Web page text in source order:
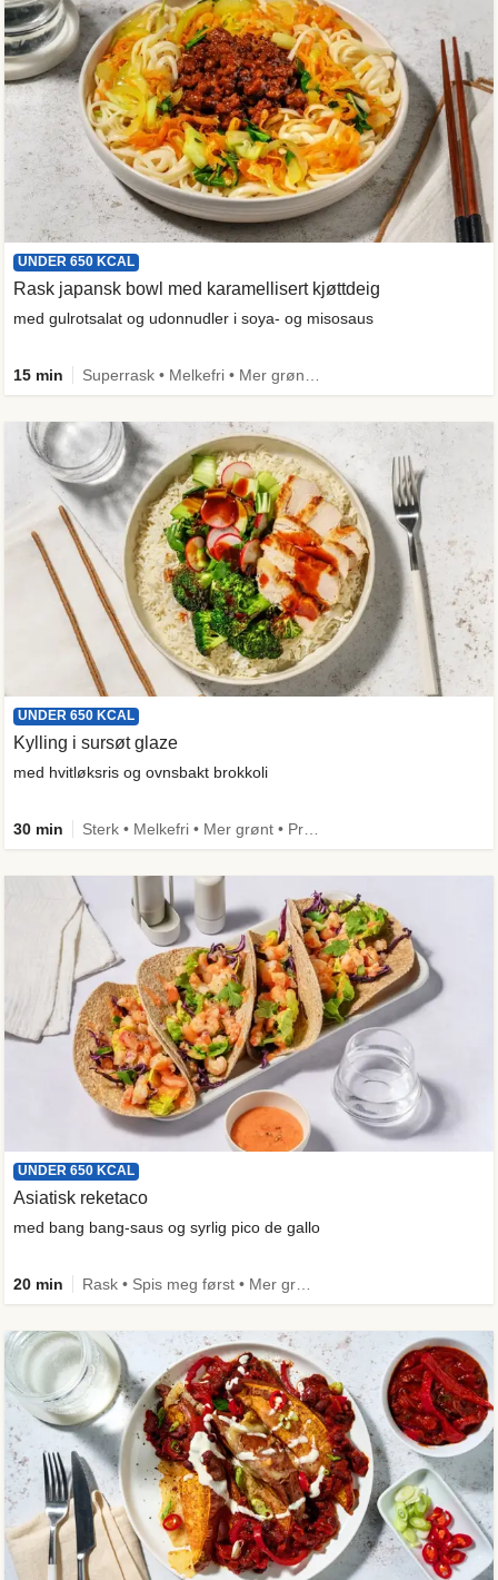
UNDER 650 KCAL
Rask japansk bowl med karamellisert kjøttdeig
med gulrotsalat og udonnudler i soya- og misosaus
15 min
UNDER 650 KCAL
Kylling i sursøt glaze
med hvitløksris og ovnsbakt brokkoli
30 min
UNDER 650 KCAL
Asiatisk reketaco
med bang bang-saus og syrlig pico de gallo
20 min